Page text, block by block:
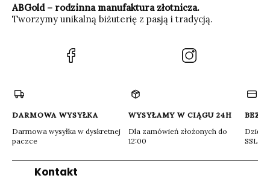
ABGold – rodzinna manufaktura złotnicza.
Tworzymy unikalną biżuterię z pasją i tradycją.
(Otwiera
się
DARMOWA WYSYŁKA
Darmowa wysyłka w dyskretnej
paczce
WYSYŁAMY W CIĄGU 24H
Dla zamówień złożonych do
12:00
Dzięki
SSL
Kontakt